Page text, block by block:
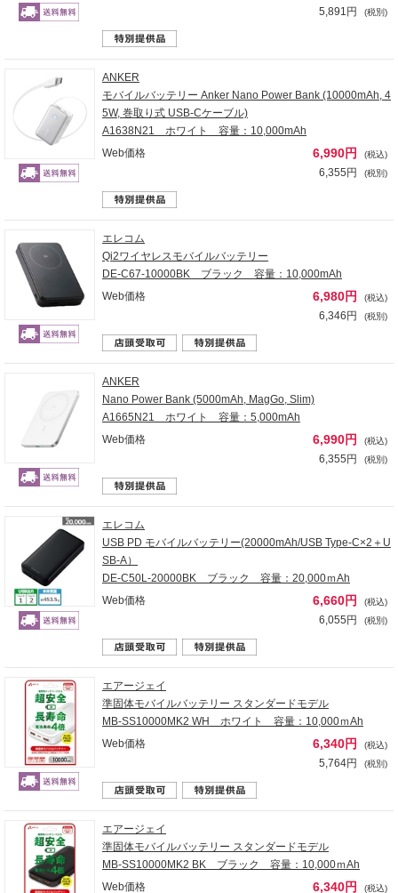
5,891円 (税別)
ANKER
モバイルバッテリー Anker Nano Power Bank (10000mAh, 4
5W, 巻取り式 USB-Cケーブル)
A1638N21 ホワイト 容量：10,000mAh
Web価格
6,990円 (税込)
6,355円 (税別)
エレコム
Qi2ワイヤレスモバイルバッテリー
DE-C67-10000BK ブラック 容量：10,000mAh
Web価格
6,980円 (税込)
6,346円 (税別)
ANKER
Nano Power Bank (5000mAh, MagGo, Slim)
A1665N21 ホワイト 容量：5,000mAh
Web価格
6,990円 (税込)
6,355円 (税別)
エレコム
USB PD モバイルバッテリー(20000mAh/USB Type-C×2＋U
SB-A）
DE-C50L-20000BK ブラック 容量：20,000ｍAh
Web価格
6,660円 (税込)
6,055円 (税別)
エアージェイ
準固体モバイルバッテリー スタンダードモデル
MB-SS10000MK2 WH ホワイト 容量：10,000ｍAh
Web価格
6,340円 (税込)
5,764円 (税別)
エアージェイ
準固体モバイルバッテリー スタンダードモデル
MB-SS10000MK2 BK ブラック 容量：10,000ｍAh
Web価格
6,340円 (税込)